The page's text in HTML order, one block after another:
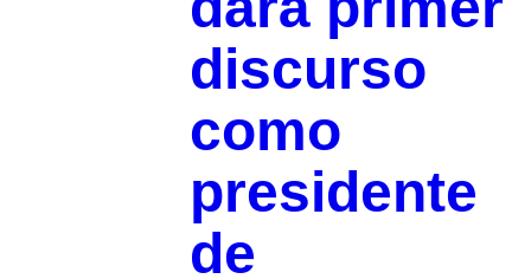
discurso
como
presidente
de